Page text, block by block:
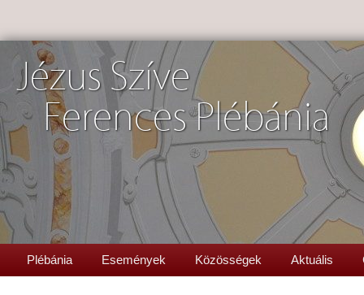
Jézus Szíve
Ferences Plébánia
Plébánia Események Közösségek Aktuális